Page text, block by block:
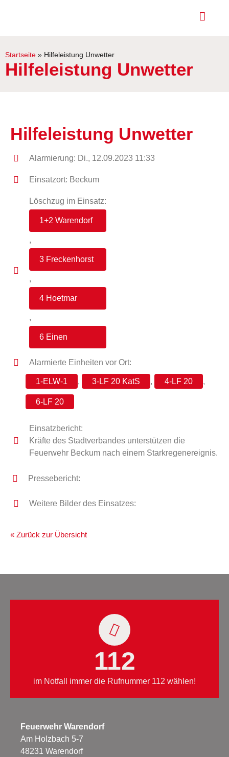
Startseite » Hilfeleistung Unwetter
Hilfeleistung Unwetter
Hilfeleistung Unwetter
Alarmierung: Di., 12.09.2023 11:33
Einsatzort: Beckum
Löschzug im Einsatz:
1+2 Warendorf
,
3 Freckenhorst
,
4 Hoetmar
,
6 Einen
Alarmierte Einheiten vor Ort:
1-ELW-1 , 3-LF 20 KatS , 4-LF 20 ,
6-LF 20
Einsatzbericht:
Kräfte des Stadtverbandes unterstützen die
Feuerwehr Beckum nach einem Starkregenereignis.
Pressebericht:
Weitere Bilder des Einsatzes:
« Zurück zur Übersicht
112
im Notfall immer die Rufnummer 112 wählen!
Feuerwehr Warendorf
Am Holzbach 5-7
48231 Warendorf